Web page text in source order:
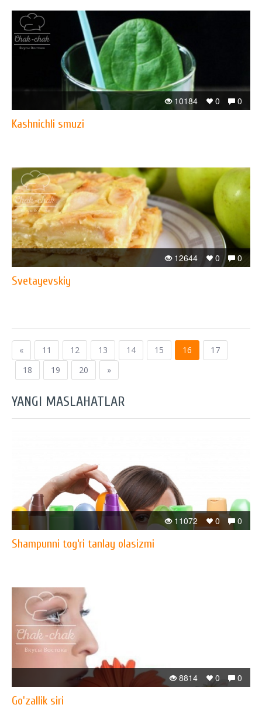
0
0
10184
Kashnichli smuzi
0
0
12644
Svetayevskiy
« 11 12 13 14 15 16
17
18
19 20 »
YANGI MASLAHATLAR
0
0
11072
Shampunni tog‘ri tanlay olasizmi
0
0
8814
Go'zallik siri